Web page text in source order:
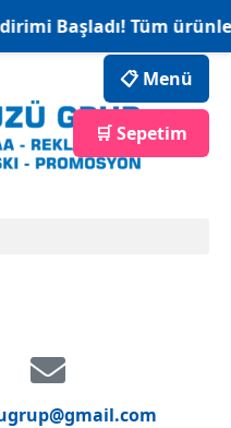
Başladı! Tüm
📋 Menü
🛒 Sepetim